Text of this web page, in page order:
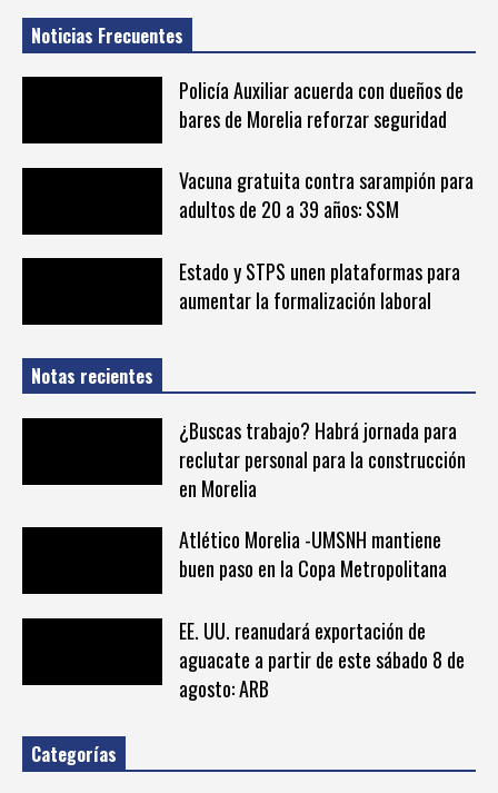
Noticias Frecuentes
Policía Auxiliar acuerda con dueños de
bares de Morelia reforzar seguridad
Vacuna gratuita contra sarampión para
adultos de 20 a 39 años: SSM
Estado y STPS unen plataformas para
aumentar la formalización laboral
Notas recientes
¿Buscas trabajo? Habrá jornada para
reclutar personal para la construcción
en Morelia
Atlético Morelia -UMSNH mantiene
buen paso en la Copa Metropolitana
EE. UU. reanudará exportación de
aguacate a partir de este sábado 8 de
agosto: ARB
Categorías